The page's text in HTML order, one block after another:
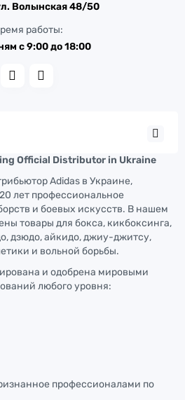
Волынская 48/50
работы:
с 9:00 до 18:00
Official Distributor in Ukraine
Adidas в Украине,
лет профессиональное
и боевых искусств. В нашем
товары для бокса, кикбоксинга,
дзюдо, айкидо, джиу-джитсу,
и вольной борьбы.
и одобрена мировыми
любого уровня:
профессионалами по